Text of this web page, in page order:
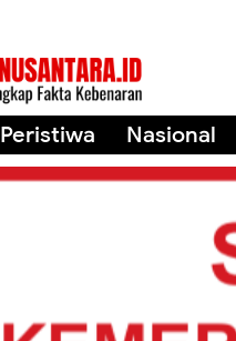
Peristiwa Nasional